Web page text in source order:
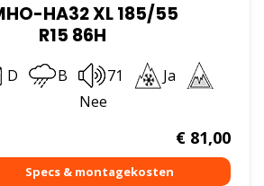
HA32 XL 185/55
R15 86H
D B 71
Ja
Nee
€81,00